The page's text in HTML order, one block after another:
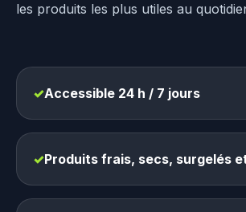
les produits les plus utiles au
✓Accessible 24 h / 7 jours
✓Produits frais, secs, surgelés